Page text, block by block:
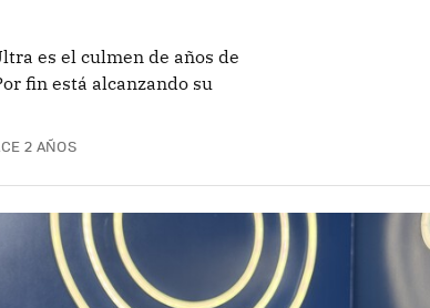
es el culmen de años de
fin está alcanzando su
2 AÑOS